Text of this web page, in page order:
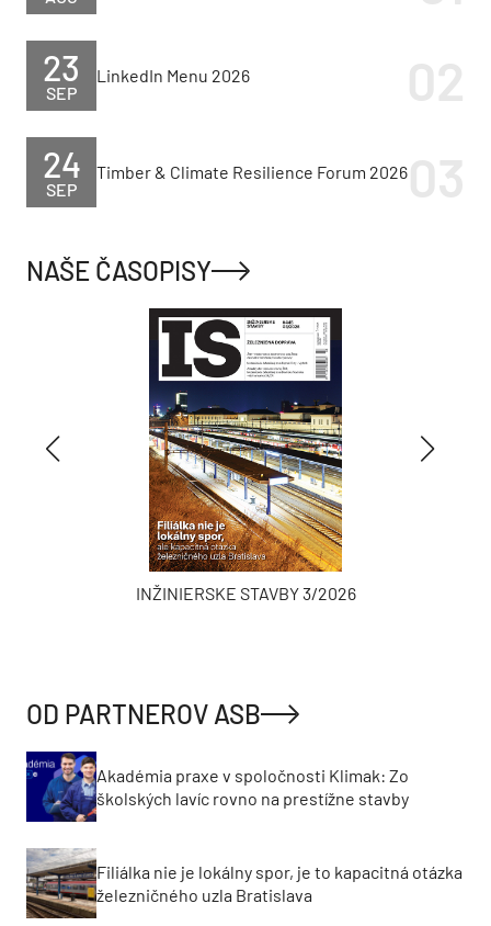
SEP
23 LinkedIn Menu 2026
SEP
24 Timber & Climate Resilience Forum 2026
NAŠE ČASOPISY
INŽINIERSKE STAVBY 3/2026
OD PARTNEROV ASB
Akadémia praxe v spoločnosti Klimak: Zo
školských lavíc rovno na prestížne stavby
Filiálka nie je lokálny spor, je to kapacitná otázka
železničného uzla Bratislava